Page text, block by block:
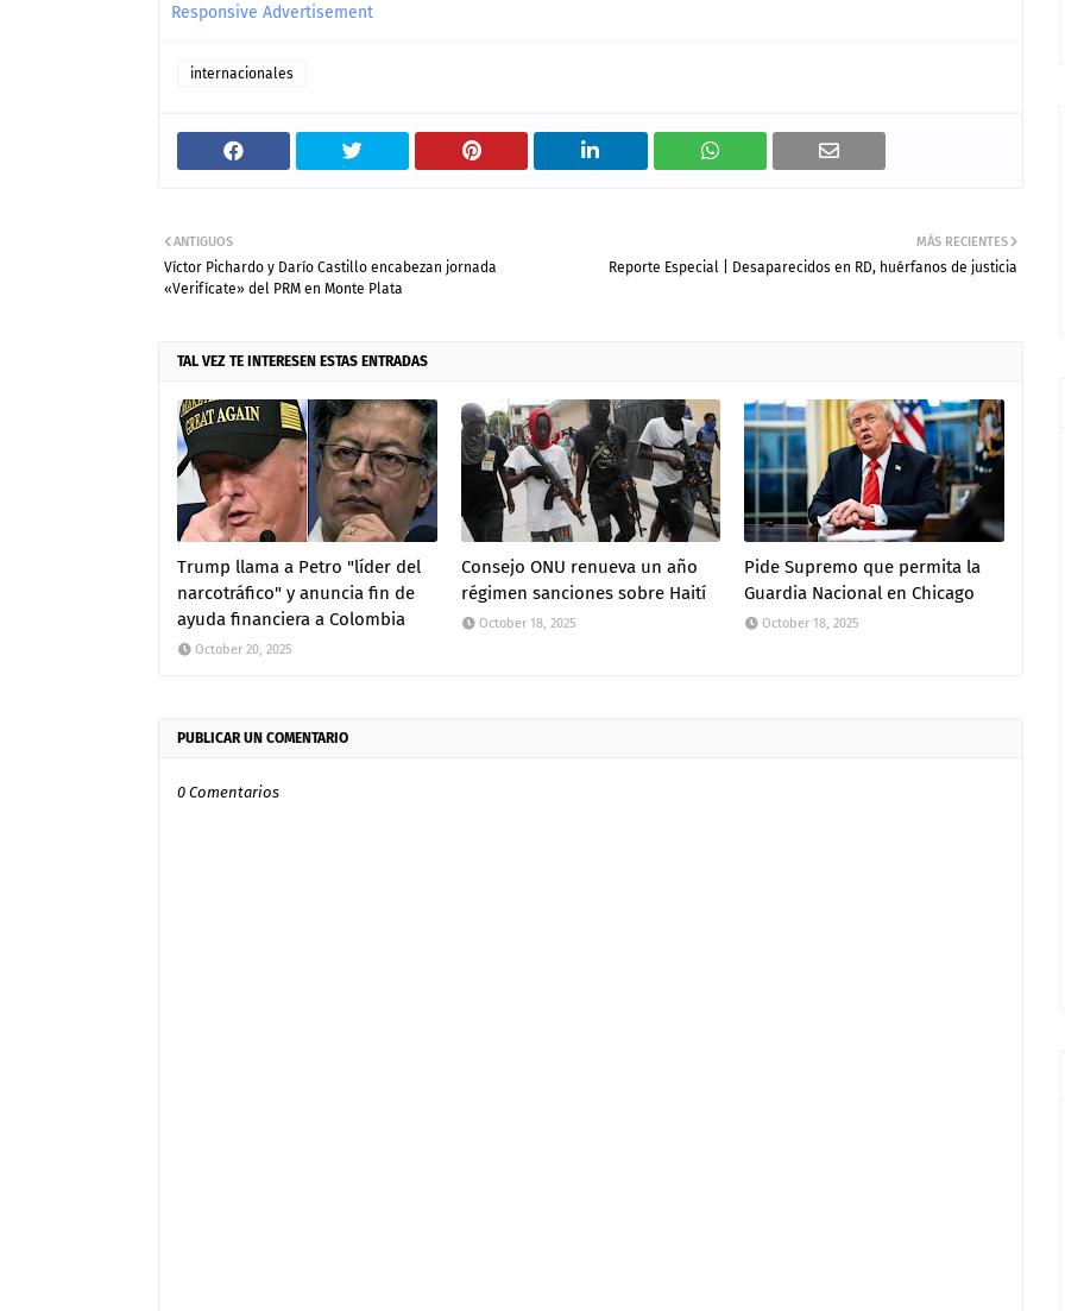
Responsive Advertisement
internacionales
MÁS RECIENTES
Reporte Especial | Desaparecidos en RD, huérfanos de justicia
ANTIGUOS
Víctor Pichardo y Darío Castillo encabezan jornada
«Verifícate» del PRM en Monte Plata
TAL VEZ TE INTERESEN ESTAS ENTRADAS
Trump llama a Petro "líder del
narcotráfico" y anuncia fin de
ayuda financiera a Colombia
October 20, 2025
Consejo ONU renueva un año
régimen sanciones sobre Haití
October 18, 2025
Pide Supremo que permita la
Guardia Nacional en Chicago
October 18, 2025
PUBLICAR UN COMENTARIO
0 Comentarios